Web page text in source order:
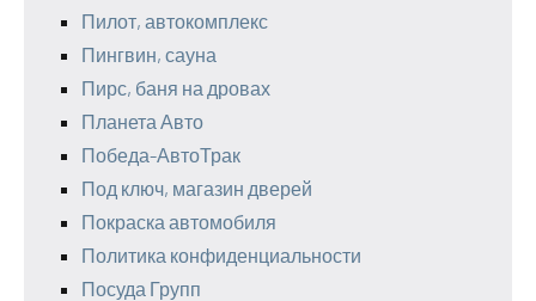
Пилот, автокомплекс
Пингвин, сауна
Пирс, баня на дровах
Планета Авто
Победа-АвтоТрак
Под ключ, магазин дверей
Покраска автомобиля
Политика конфиденциальности
Посуда Групп